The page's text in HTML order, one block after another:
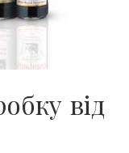
від